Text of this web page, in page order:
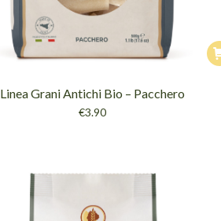
Linea Grani Antichi Bio – Pacchero
€3.90